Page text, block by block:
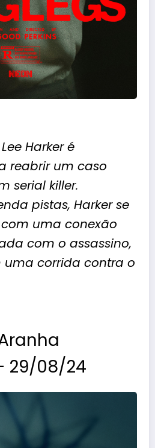
Harker é
reabrir um caso
serial killer.
pistas, Harker se
uma conexão
com o assassino,
corrida contra o
29/08/24